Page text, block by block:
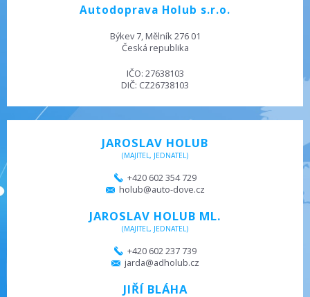
Autodoprava Holub s.r.o.
Býkev 7, Mělník 276 01
Česká republika
IČO: 27638103
DIČ: CZ26738103
JAROSLAV HOLUB
(MAJITEL, JEDNATEL)
+420 602 354 729
holub@auto-dove.cz
JAROSLAV HOLUB ML.
(MAJITEL, JEDNATEL)
+420 602 237 739
jarda@adholub.cz
JIŘÍ BLÁHA